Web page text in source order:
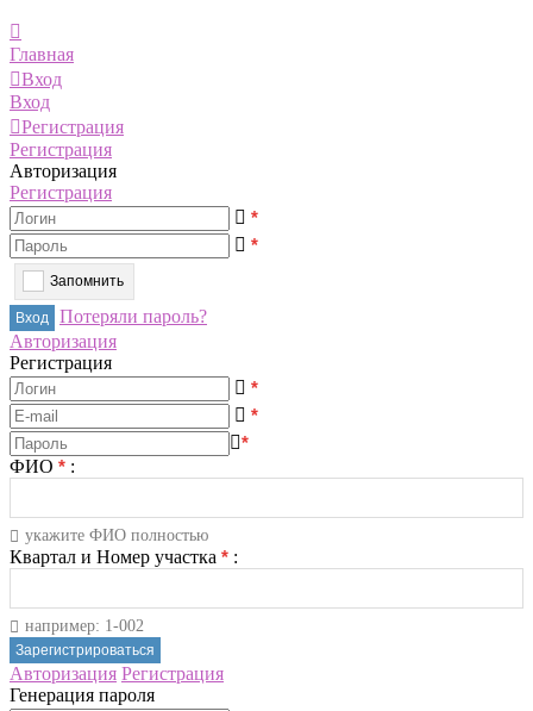
Главная
Вход
Вход
Регистрация
Регистрация
Авторизация
Регистрация
*
*
Запомнить
Потеряли пароль?
Авторизация
Регистрация
*
*
*
ФИО * :
укажите ФИО полностью
Квартал и Номер участка * :
например: 1-002
Авторизация Регистрация
Генерация пароля